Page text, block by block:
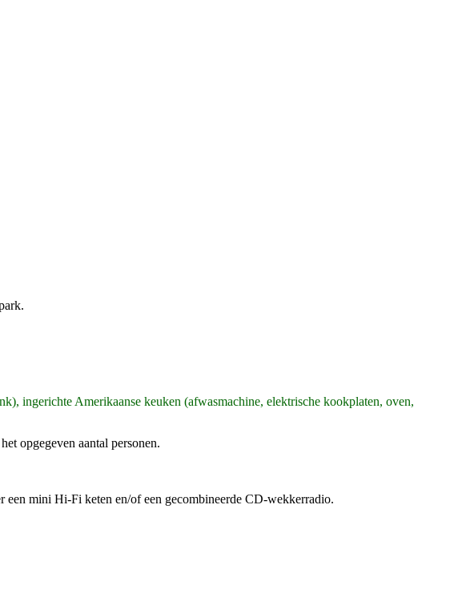
ingerichte Amerikaanse keuken (afwasmachine, elektrische kookplaten, oven,
opgegeven aantal personen.
mini Hi-Fi keten en/of een gecombineerde CD-wekkerradio.